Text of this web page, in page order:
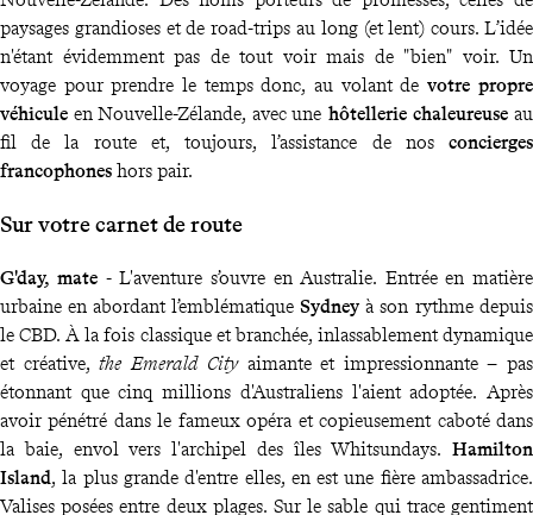
paysages grandioses et de road-trips au long (et lent) cours. L’idée
n'étant évidemment pas de tout voir mais de "bien" voir. Un
voyage pour prendre le temps donc, au volant de votre propre
véhicule en Nouvelle-Zélande, avec une hôtellerie chaleureuse au
fil de la route et, toujours, l’assistance de nos concierges
francophones hors pair.
Sur votre carnet de route
G'day, mate - L'aventure s’ouvre en Australie. Entrée en matière
urbaine en abordant l’emblématique Sydney à son rythme depuis
le CBD. À la fois classique et branchée, inlassablement dynamique
et créative, the Emerald Cityaimante et impressionnante – pas
étonnant que cinq millions d'Australiens l'aient adoptée. Après
avoir pénétré dans le fameux opéra et copieusement caboté dans
la baie, envol vers l'archipel des îles Whitsundays. Hamilton
Island, la plus grande d'entre elles, en est une fière ambassadrice.
Valises posées entre deux plages. Sur le sable qui trace gentiment